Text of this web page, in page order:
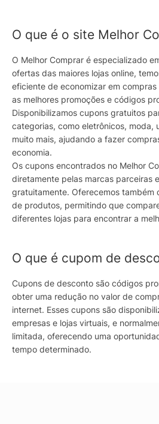
O que é o site Melhor
O Melhor Comprar é especializado
ofertas das maiores lojas online,
eficiente de economizar em
as melhores promoções e códigos
Disponibilizamos cupons gratuitos
categorias, como eletrônicos, moda,
muito mais, ajudando a fazer
economia.
Os cupons encontrados no Melhor
diretamente pelas marcas parceiras
gratuitamente. Oferecemos também
de produtos, permitindo que
diferentes lojas para encontrar a
O que é cupom de
Cupons de desconto são códigos
obter uma redução no valor de
internet. Esses cupons são
empresas e lojas virtuais, e
limitada, oferecendo uma
tempo determinado.